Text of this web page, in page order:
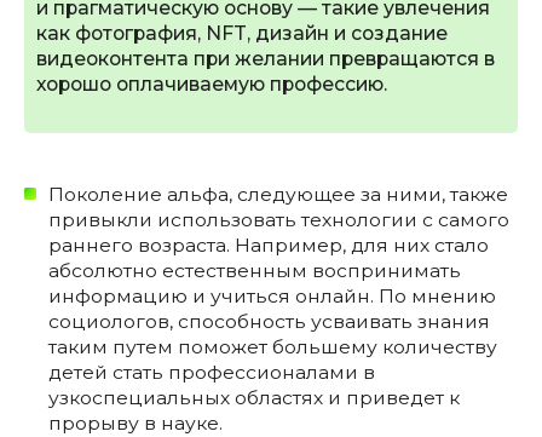
и прагматическую основу — такие увлечения
как фотография, NFT, дизайн и создание
видеоконтента при желании превращаются в
хорошо оплачиваемую профессию.
Поколение альфа, следующее за ними, также
привыкли использовать технологии с самого
раннего возраста. Например, для них стало
абсолютно естественным воспринимать
информацию и учиться онлайн. По мнению
социологов, способность усваивать знания
таким путем поможет большему количеству
детей стать профессионалами в
узкоспециальных областях и приведет к
прорыву в науке.